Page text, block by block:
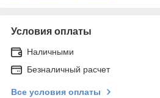
Условия оплаты
Наличными
Безналичный расчет
Все условия оплаты